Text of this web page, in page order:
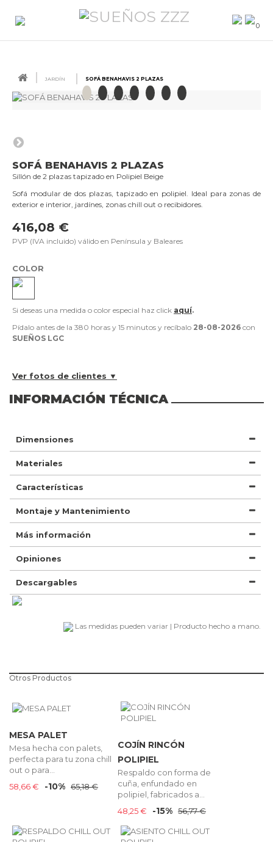
JARDÍN SOFÁ BENAHAVIS 2 PLAZAS
SOFÁ BENAHAVIS 2 PLAZAS
Sillón de 2 plazas tapizado en Polipiel Beige
Sofá modular de dos plazas, tapizado en polipiel. Ideal para zonas de
exterior e interior, jardínes, zonas chill out o recibidores.
416,08 €
PVP (IVA incluido) válido en Península y Baleares
COLOR
Si deseas una medida o color especial haz click aquí.
Pídalo antes de la 380 horas y 15 minutos y recíbalo 28-08-2026 con
SUEÑOS LGC
Ver fotos de clientes ▼
INFORMACIÓN TÉCNICA
Dimensiones
Materiales
Características
Montaje y Mantenimiento
Más información
Opiniones
Descargables
Las medidas pueden variar | Producto hecho a mano.
Otros Productos
MESA PALET
Mesa hecha con palets,
perfecta para tu zona chill
out o para...
58,66 €
-10% 65,18 €
COJÍN RINCÓN
POLIPIEL
Respaldo con forma de
cuña, enfundado en
polipiel, fabricados a...
48,25 €
-15% 56,77 €
0